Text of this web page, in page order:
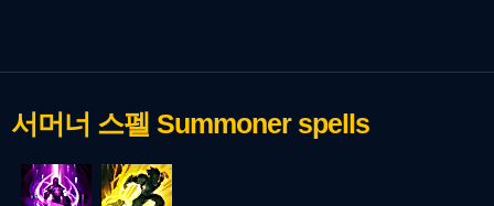
서머너 스펠 Summoner spells